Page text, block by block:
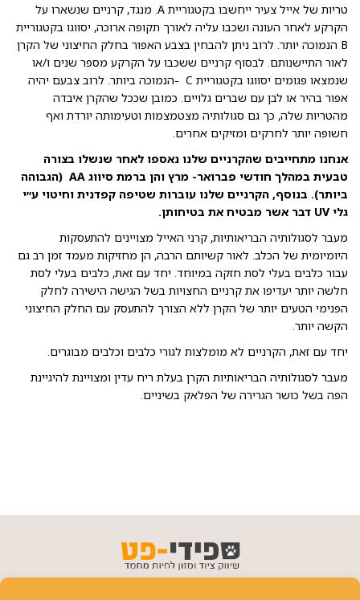
טריות של אייל צעיר ייחשבו בקטגוריית A. מנגד, קרניים שנשארו על
הקרקע לאחר העונה ושכבו עליה לאורך תקופה ארוכה, יסווגו בקטגוריית
B הנמוכה יותר. לרוב ניתן להבחין בצבע האפור בחלק החיצוני של הקרן
לאור התיישנותם. לבסוף קרניים ששכבו על הקרקע מספר שנים ו/או
שנמצאו פגומים יסווגו בקטגוריית C -הנמוכה ביותר. לרוב צבעם יהיה
אפור בהיר או לבן עם שברים גלויים. כמובן שככל שהקרן איבדה
מהטריות שלה, כך גם סגולותיה מצטמצמות וטעימותה יורדת ואף
חשופה יותר לחרקים ומזיקים אחרים.
אנחנו מתחייבים שהקרניים שלנו נאספו לאחר שנשלו בצורה
טבעית במהלך חודשי פברואר- מרץ והן ברמת סיווג AA (הגבוהה
ביותר). בנוסף, הקרניים שלנו עוברות שטיפה קפדנית וחיטוי ע״י
גלי UV דבר אשר מבטיח את בטיחותן.
מעבר לסגולותיה הבריאותיות, קרני האייל מצויינים להתעסקות
היומיומית של הכלב. לאור קשיותם הרבה, הן מחזיקות מעמד זמן רב גם
עבור כלבים בעלי לסת חזקה במיוחד. יחד עם זאת, כלבים בעלי לסת
חלשה יותר יעדיפו את קרניים החצויות בשל הגישה הישירה לחלק
הפנימי הטעים יותר של הקרן ללא הצורך להתעסק עם החלק החיצוני
הקשה יותר.
יחד עם זאת, הקרניים לא מומלצות לגורי כלבים וכלבים מבוגרים.
מעבר לסגולותיה הבריאותיות הקרן בעלת ריח עדין ומצויינת להיגיינת
הפה בשל כושר הגרירה של הפלאק בשיניים.